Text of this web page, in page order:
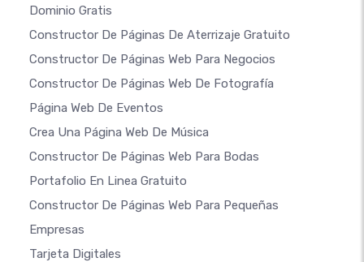
Dominio Gratis
Constructor De Páginas De Aterrizaje Gratuito
Constructor De Páginas Web Para Negocios
Constructor De Páginas Web De Fotografía
Página Web De Eventos
Crea Una Página Web De Música
Constructor De Páginas Web Para Bodas
Portafolio En Linea Gratuito
Constructor De Páginas Web Para Pequeñas
Empresas
Tarjeta Digitales